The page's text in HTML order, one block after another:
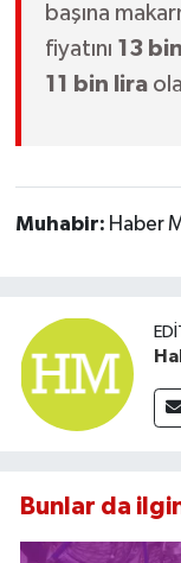
başına
fiyatını 13
11 bin lira
Muhabir: Haber
Bunlar da